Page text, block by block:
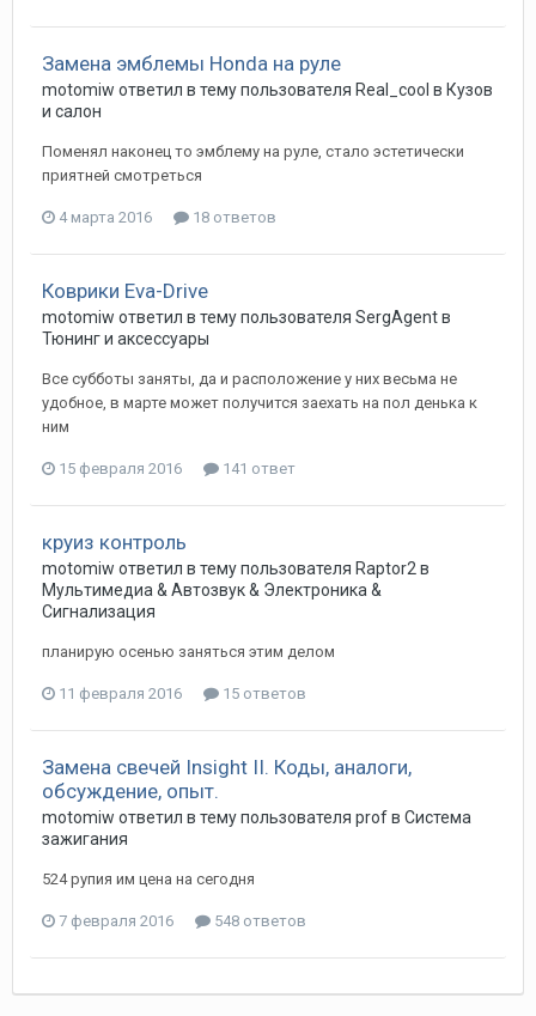
Замена эмблемы Honda на руле
motomiw ответил в тему пользователя Real_cool в Кузов
и салон
Поменял наконец то эмблему на руле, стало эстетически
приятней смотреться
4 марта 2016 18 ответов
Коврики Eva-Drive
motomiw ответил в тему пользователя SergAgentв
Тюнинг и аксессуары
Все субботы заняты, да и расположение у них весьма не
удобное, в марте может получится заехать на пол денька к
ним
15 февраля 2016 141 ответ
круиз контроль
motomiw ответил в тему пользователя Raptor2 в
Мультимедиа & Автозвук & Электроника &
Сигнализация
планирую осенью заняться этим делом
11 февраля 2016 15 ответов
Замена свечей Insight II. Коды, аналоги,
обсуждение, опыт.
motomiw ответил в тему пользователя profв Система
зажигания
524 рупия им цена на сегодня
7 февраля 2016 548 ответов